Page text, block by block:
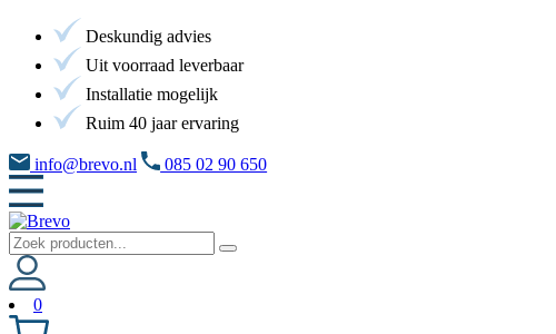
Deskundig advies
Uit voorraad leverbaar
Installatie mogelijk
Ruim 40 jaar ervaring
info@brevo.nl 085 02 90 650
0